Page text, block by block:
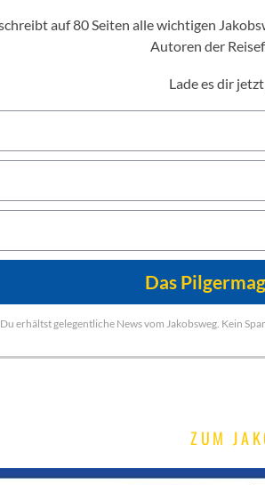
Autoren der
Lade es dir
Du erhältst gelegentliche News vom Jakobsweg. Kein
ZUM